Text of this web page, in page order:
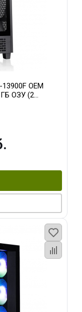
OEM
ГБ ОЗУ (2
12GB GDDR7